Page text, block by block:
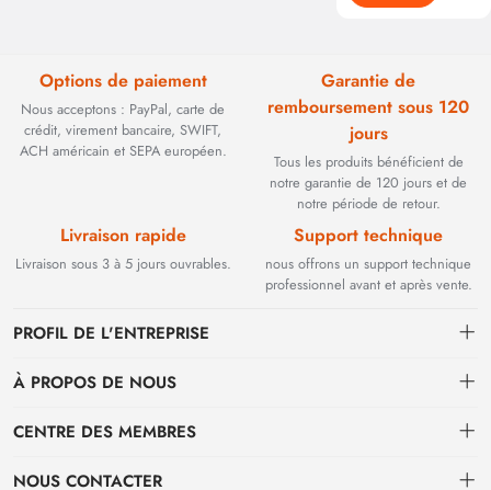
Options de paiement
Nous acceptons : PayPal, carte de
crédit, virement bancaire, SWIFT,
ACH américain et SEPA européen.
Garantie de
remboursement sous 120
jours
Tous les produits bénéficient de
notre garantie de 120 jours et de
notre période de retour.
Livraison rapide
Livraison sous 3 à 5 jours ouvrables.
Support technique
nous offrons un support technique
professionnel avant et après vente.
PROFIL DE L'ENTREPRISE
Fondée en 2002, BEYOND TECHNOLOGY INTERNATIONAL LIMITED
performance. Face à l'évolution des réseaux industriels, nous avons
À PROPOS DE NOUS
Contact
CENTRE DES MEMBRES
centre personnel
NOUS CONTACTER